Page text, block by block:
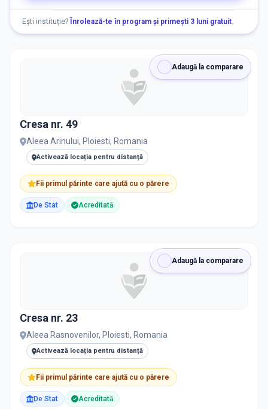
Nu există informații despre locuri libere
Nu există informații despre job-uri
PRIVAT / DE STAT
Toate Private
Ești instituție? Înrolează-te în program și primești 3 luni gratuit.
Adaugă la comparare
Cresa nr. 49
Aleea Arinului, Ploiesti, Romania
Activează locația pentru distanță
Fii primul părinte care ajută cu o părere
De Stat Acreditată
Adaugă la comparare
Cresa nr. 23
Aleea Rasnovenilor, Ploiesti, Romania
Activează locația pentru distanță
Fii primul părinte care ajută cu o părere
De Stat Acreditată